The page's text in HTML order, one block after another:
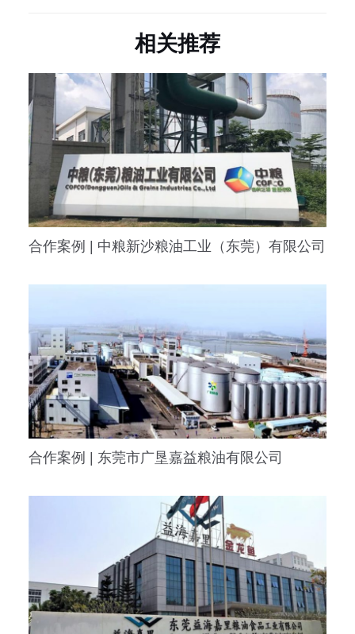
相关推荐
合作案例 | 中粮新沙粮油工业（东莞）有限公司
合作案例 | 东莞市广垦嘉益粮油有限公司